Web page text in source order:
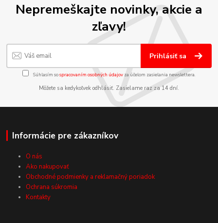
Nepremeškajte novinky, akcie a
zľavy!
Prihlásiť sa
Súhlasím sospracovaním osobných údajov za účelom zasielania newslettera.
Môžete sa kedykoľvek odhlásiť. Zasielame raz za 14 dní.
Informácie pre zákazníkov
O nás
Ako nakupovať
Obchodné podmienky a reklamačný poriadok
Ochrana súkromia
Kontakty